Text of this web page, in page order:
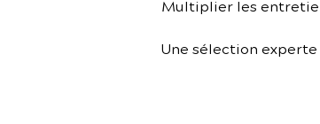
Multiplier les
Une sélection